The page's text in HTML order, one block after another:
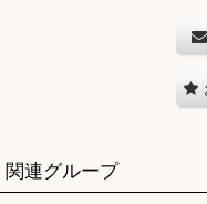
関連グループ